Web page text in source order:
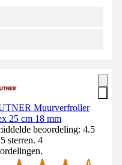
Muurverfroller
25 cm 18 mm
beoordeling: 4.5
sterren. 4